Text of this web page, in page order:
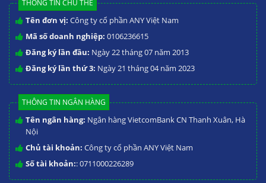
THÔNG TIN CHỦ THỂ
Tên đơn vị: Công ty cổ phần ANY Việt Nam
Mã số doanh nghiệp: 0106236615
Đăng ký lần đầu: Ngày 22 tháng 07 năm 2013
Đăng ký lần thứ 3: Ngày 21 tháng 04 năm 2023
THÔNG TIN NGÂN HÀNG
Tên ngân hàng: Ngân hàng VietcomBank CN Thanh Xuân, Hà
Nội
Chủ tài khoản: Công ty cổ phần ANY Việt Nam
Số tài khoản:: 0711000226289